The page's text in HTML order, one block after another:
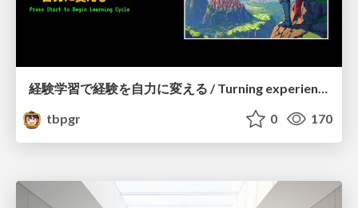
経験学習で経験を自力に変える / Turning experience into self-efficacy through experiential learning
tbpgr
0 170